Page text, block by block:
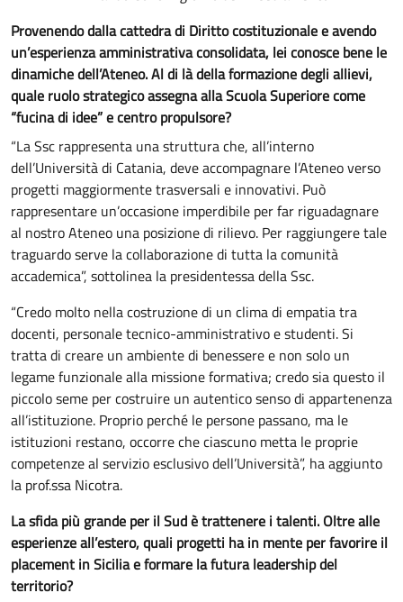
Provenendo dalla cattedra di Diritto costituzionale e avendo
un’esperienza amministrativa consolidata, lei conosce bene le
dinamiche dell’Ateneo. Al di là della formazione degli allievi,
quale ruolo strategico assegna alla Scuola Superiore come
“fucina di idee” e centro propulsore?
“La Ssc rappresenta una struttura che, all’interno
dell’Università di Catania, deve accompagnare l’Ateneo verso
progetti maggiormente trasversali e innovativi. Può
rappresentare un’occasione imperdibile per far riguadagnare
al nostro Ateneo una posizione di rilievo. Per raggiungere tale
traguardo serve la collaborazione di tutta la comunità
accademica”, sottolinea la presidentessa della Ssc.
“Credo molto nella costruzione di un clima di empatia tra
docenti, personale tecnico-amministrativo e studenti. Si
tratta di creare un ambiente di benessere e non solo un
legame funzionale alla missione formativa; credo sia questo il
piccolo seme per costruire un autentico senso di appartenenza
all’istituzione. Proprio perché le persone passano, ma le
istituzioni restano, occorre che ciascuno metta le proprie
competenze al servizio esclusivo dell’Università”, ha aggiunto
la prof.ssa Nicotra.
La sfida più grande per il Sud è trattenere i talenti. Oltre alle
esperienze all’estero, quali progetti ha in mente per favorire il
placement in Sicilia e formare la futura leadership del
territorio?